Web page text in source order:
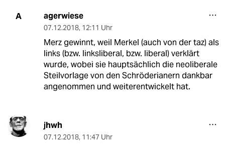
A agerwiese
07.12.2018, 12:11 Uhr
Merz gewinnt, weil Merkel (auch von der taz) als
links (bzw. linksliberal, bzw. liberal) verklärt
wurde, wobei sie hauptsächlich die neoliberale
Steilvorlage von den Schröderianern dankbar
angenommen und weiterentwickelt hat.
jhwh
07.12.2018, 11:47 Uhr